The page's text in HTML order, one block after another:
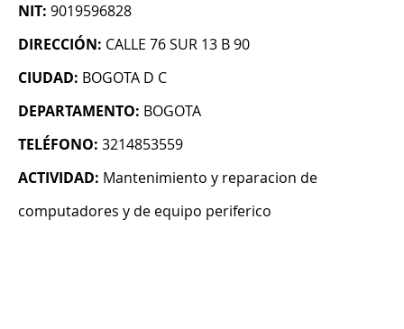
NIT: 9019596828
DIRECCIÓN: CALLE 76 SUR 13 B 90
CIUDAD: BOGOTA D C
DEPARTAMENTO: BOGOTA
TELÉFONO: 3214853559
ACTIVIDAD: Mantenimiento y reparacion de
computadores y de equipo periferico